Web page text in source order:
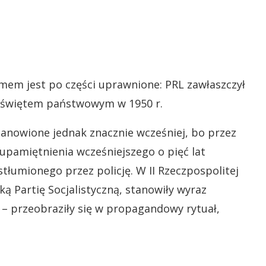
jest po części uprawnione: PRL zawłaszczył
państwowym w 1950 r.
jednak znacznie wcześniej, bo przez
wcześniejszego o pięć lat
przez policję. W II Rzeczpospolitej
Partię Socjalistyczną, stanowiły wyraz
się w propagandowy rytuał,